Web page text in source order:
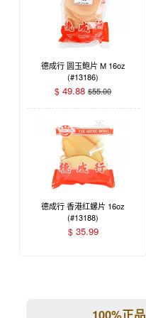
德成行 圆玉鲍片 M 16oz
(#13186)
$ 49.88 $55.00
德成行 香港红螺片 16oz
(#13188)
$ 35.99